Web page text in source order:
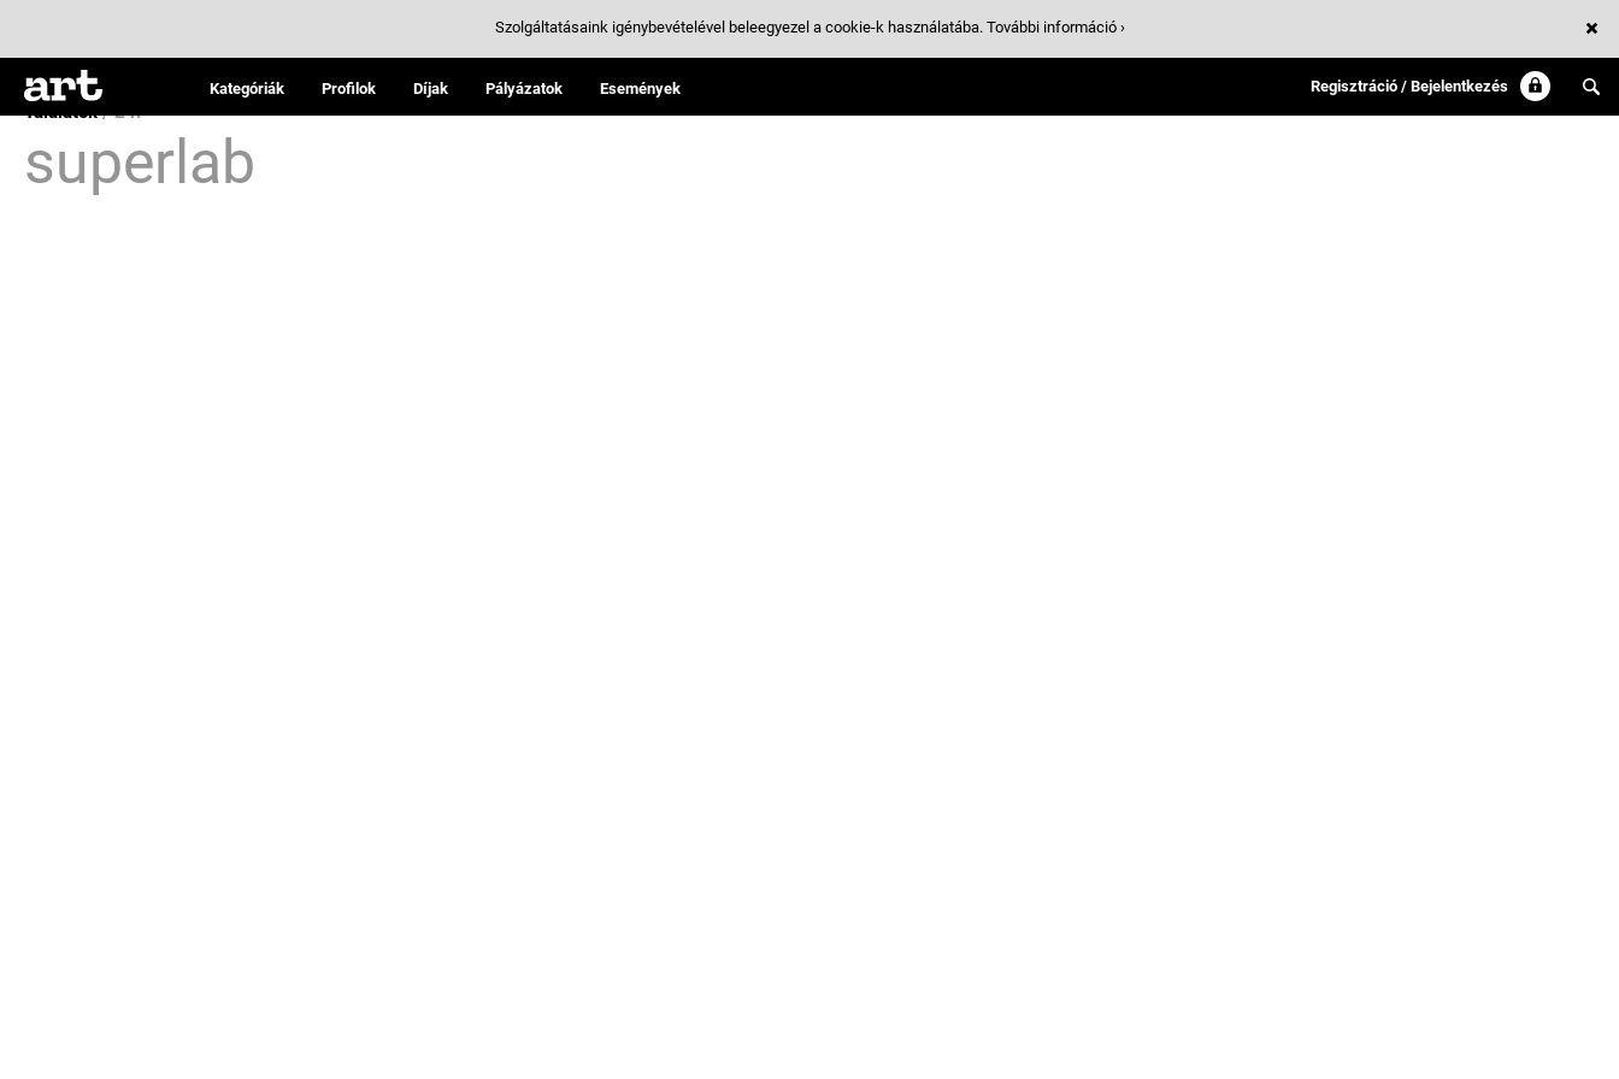
Kategóriák Profilok Díjak Pályázatok Események Regisztráció / Bejelentkezés
Találatok/ 24:
superlab
Szolgáltatásaink igénybevételével beleegyezel a cookie-k használatába. További információ ›